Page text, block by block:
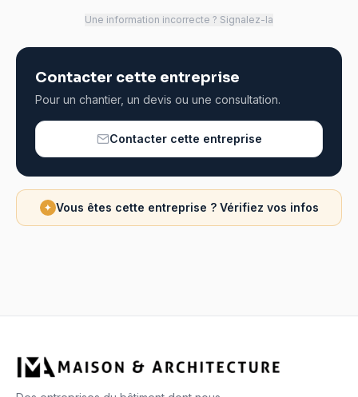
Une information incorrecte ? Signalez-la
Contacter cette entreprise
Pour un chantier, un devis ou une consultation.
Contacter cette entreprise
✦ Vous êtes cette entreprise ? Vérifiez vos infos